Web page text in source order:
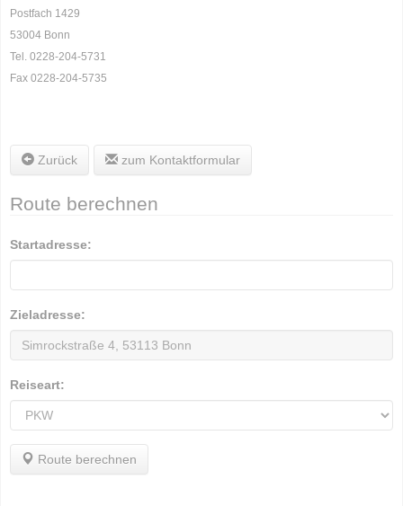
Postfach 1429
53004 Bonn
Tel. 0228-204-5731
Fax 0228-204-5735
Zurück zum Kontaktformular
Route berechnen
Startadresse:
Zieladresse:
Reiseart:
Route berechnen